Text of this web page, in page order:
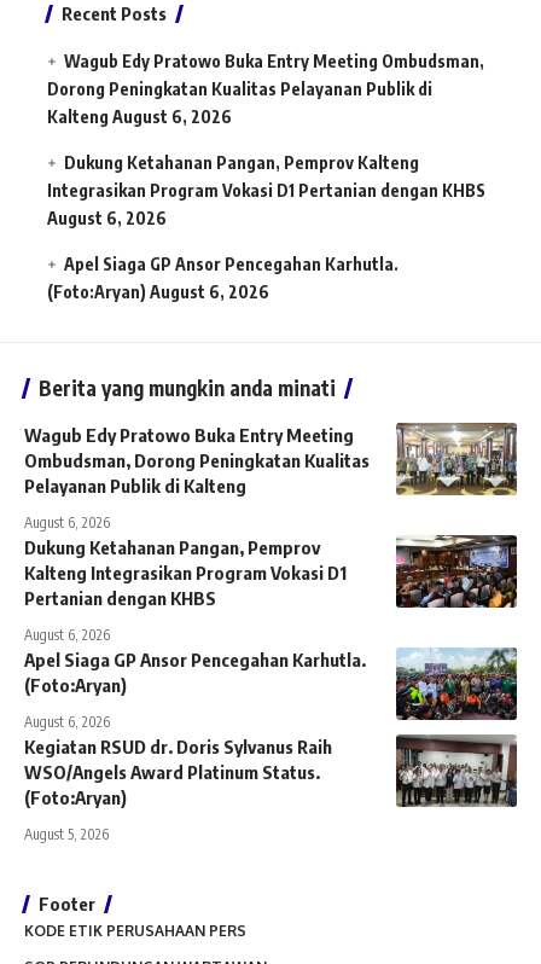
Recent Posts
Wagub Edy Pratowo Buka Entry Meeting Ombudsman,
Dorong Peningkatan Kualitas Pelayanan Publik di
Kalteng August 6, 2026
Dukung Ketahanan Pangan, Pemprov Kalteng
Integrasikan Program Vokasi D1 Pertanian dengan KHBS
August 6, 2026
Apel Siaga GP Ansor Pencegahan Karhutla.
(Foto:Aryan) August 6, 2026
Berita yang mungkin anda minati
Wagub Edy Pratowo Buka Entry Meeting
Ombudsman, Dorong Peningkatan Kualitas
Pelayanan Publik di Kalteng
August 6, 2026
Dukung Ketahanan Pangan, Pemprov
Kalteng Integrasikan Program Vokasi D1
Pertanian dengan KHBS
August 6, 2026
Apel Siaga GP Ansor Pencegahan Karhutla.
(Foto:Aryan)
August 6, 2026
Kegiatan RSUD dr. Doris Sylvanus Raih
WSO/Angels Award Platinum Status.
(Foto:Aryan)
August 5, 2026
Footer
KODE ETIK PERUSAHAAN PERS